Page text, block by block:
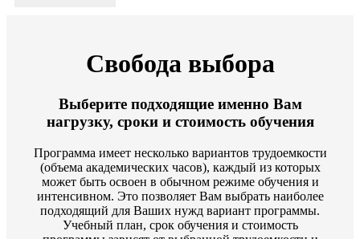
Свобода выбора
Выберите подходящие именно Вам
нагрузку, сроки и стоимость обучения
Программа имеет несколько вариантов трудоемкости
(объема академических часов), каждый из которых
может быть освоен в обычном режиме обучения и
интенсивном. Это позволяет Вам выбрать наиболее
подходящий для Ваших нужд вариант программы.
Учебный план, срок обучения и стоимость